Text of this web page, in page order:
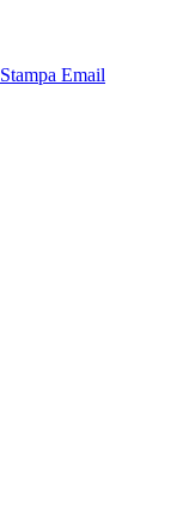
Stampa Email